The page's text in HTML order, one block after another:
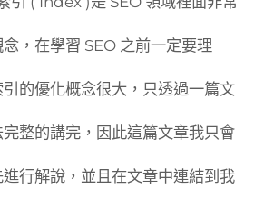
，在學習 SEO 之前一定要理
的優化概念很大，只透過一篇文
整的講完，因此這篇文章我只會
行解說，並且在文章中連結到我